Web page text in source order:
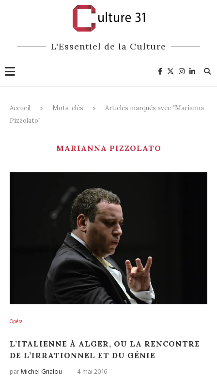
L'Essentiel de la Culture
Accueil Mots-clés
Articles marqués avec "Marianna
Pizzolato"
MARIANNA PIZZOLATO
Opéra
L’ITALIENNE À ALGER, OU LA RENCONTRE
DE L’IRRATIONNEL ET DU GÉNIE
parMichel Grialou 4 mai 2016